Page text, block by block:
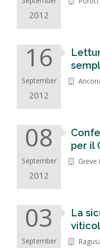
2012
16
September
2012
08
September
2012
per il
Greve
03
September
La